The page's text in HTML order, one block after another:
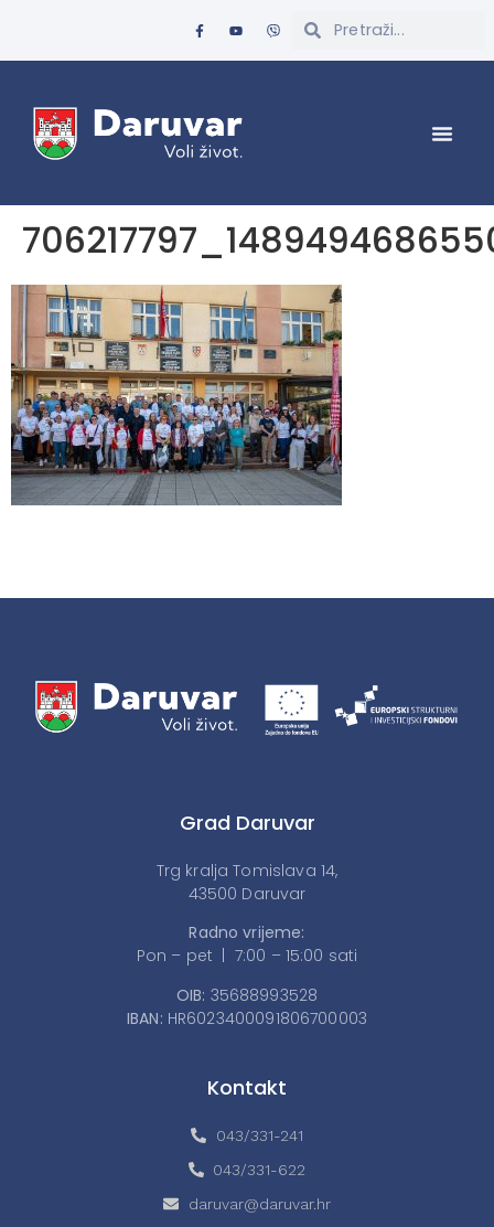
Grad Daruvar
Trg kralja Tomislava 14,
43500 Daruvar
Radno vrijeme:
Pon – pet | 7:00 – 15:00 sati
OIB: 35688993528
IBAN: HR6023400091806700003
Kontakt
043/331-241
043/331-622
daruvar@daruvar.hr